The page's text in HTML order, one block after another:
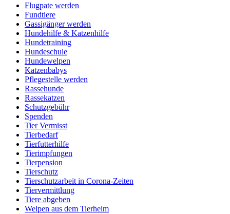
Flugpate werden
Fundtiere
Gassigänger werden
Hundehilfe & Katzenhilfe
Hundetraining
Hundeschule
Hundewelpen
Katzenbabys
Pflegestelle werden
Rassehunde
Rassekatzen
Schutzgebühr
Spenden
Tier Vermisst
Tierbedarf
Tierfutterhilfe
Tierimpfungen
Tierpension
Tierschutz
Tierschutzarbeit in Corona-Zeiten
Tiervermittlung
Tiere abgeben
Welpen aus dem Tierheim